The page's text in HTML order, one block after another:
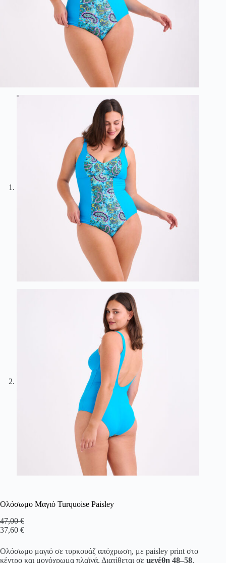
Ολόσωμο Μαγιό Turquoise Paisley
47,00€
37,60 €
Ολόσωμο μαγιό σε τυρκουάζ απόχρωση, με paisley print στο
κέντρο και μονόχρωμα πλαϊνά. Διατίθεται σε μεγέθη 48–58,